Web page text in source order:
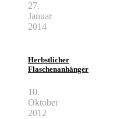
27.
Januar
2014
Herbstlicher
Flaschenanhänger
10.
Oktober
2012